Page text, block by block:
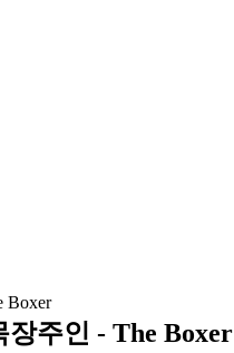
장주인 - The Boxer